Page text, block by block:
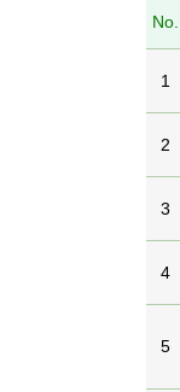
No.
1
2
3
4
5